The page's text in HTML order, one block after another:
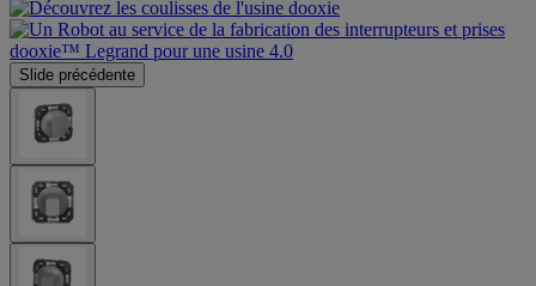
Slide précédente